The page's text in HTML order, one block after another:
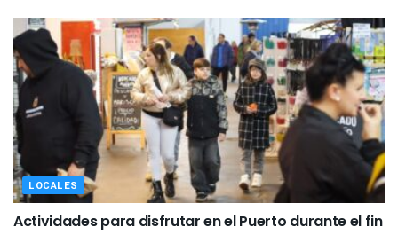
LOCALES
Actividades para disfrutar en el Puerto durante el fin